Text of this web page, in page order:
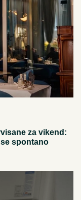
za vikend:
spontano